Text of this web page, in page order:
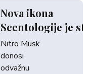
Nova ikona
Scentologije je
Nitro Musk
donosi
odvažnu